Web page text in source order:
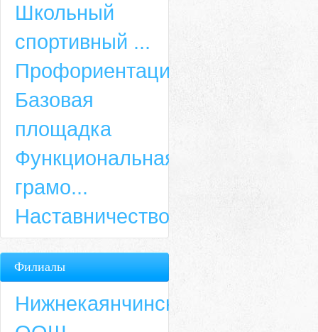
Школьный
спортивный ...
Профориентация
Базовая
площадка
Функциональная
грамо...
Наставничество
Филиалы
Нижнекаянчинская